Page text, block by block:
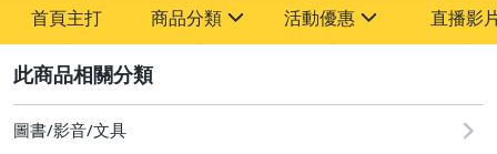
首頁主打 商品分類
其它
活動優惠
[全店] 粉絲專享
[全店] 週年慶
直播影
圖書/影音/文具